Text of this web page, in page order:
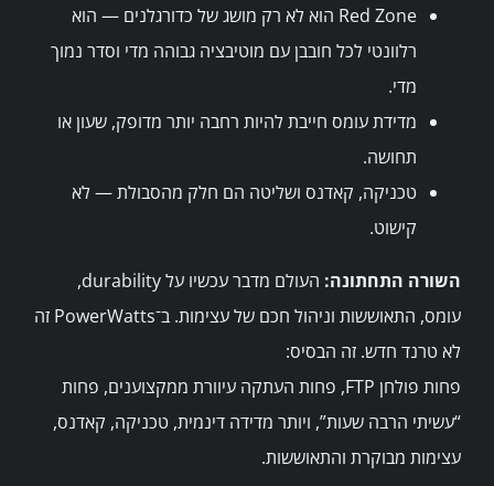
Red Zone הוא לא רק מושג של כדורגלנים — הוא
רלוונטי לכל חובבן עם מוטיבציה גבוהה מדי וסדר נמוך
מדי.
מדידת עומס חייבת להיות רחבה יותר מדופק, שעון או
תחושה.
טכניקה, קאדנס ושליטה הם חלק מהסבולת — לא
קישוט.
השורה התחתונה:
העולם מדבר עכשיו על durability,
עומס, התאוששות וניהול חכם של עצימות. ב־PowerWatts זה
לא טרנד חדש. זה הבסיס:
פחות פולחן FTP, פחות העתקה עיוורת ממקצוענים, פחות
“עשיתי הרבה שעות”, ויותר מדידה דינמית, טכניקה, קאדנס,
עצימות מבוקרת והתאוששות.